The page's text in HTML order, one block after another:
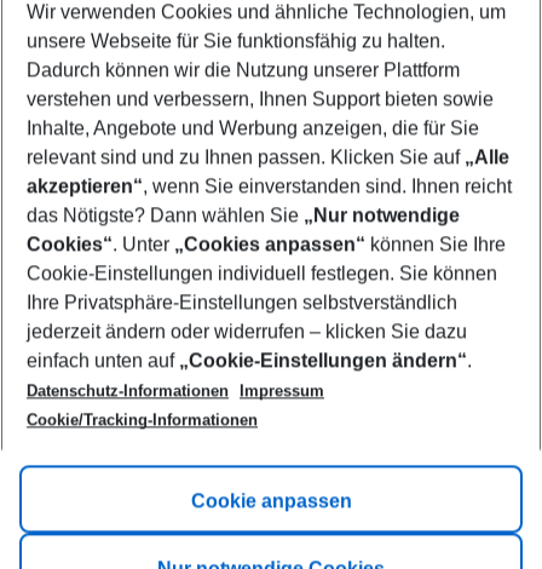
Select your date range
08/08/26–06/08/27 5-8 nights
Who will travel
2 adults No children
Show more filter
Footer
Footer navigation
Title A
Link A
Wir verwenden Cookies und ähnliche Technologien, um
unsere Webseite für Sie funktionsfähig zu halten.
Dadurch können wir die Nutzung unserer Plattform
verstehen und verbessern, Ihnen Support bieten sowie
Inhalte, Angebote und Werbung anzeigen, die für Sie
relevant sind und zu Ihnen passen. Klicken Sie auf „Alle
akzeptieren“, wenn Sie einverstanden sind. Ihnen reicht
das Nötigste? Dann wählen Sie „Nur notwendige
Cookies“. Unter „Cookies anpassen“ können Sie Ihre
Cookie-Einstellungen individuell festlegen. Sie können
Ihre Privatsphäre-Einstellungen selbstverständlich
jederzeit ändern oder widerrufen – klicken Sie dazu
einfach unten auf „Cookie-Einstellungen ändern“.
Datenschutz-Informationen
Impressum
Cookie/Tracking-Informationen
Cookie anpassen